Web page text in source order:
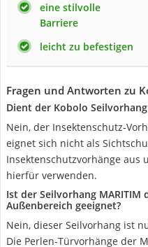
eine stilvolle
Barriere
leicht zu befestigen
Fragen und Antworten zu
Dient der Kobolo
Nein, der Insektenschutz-
eignet sich nicht als
Insektenschutzvorhänge aus
hierfür verwenden.
Ist der Seilvorhang
Außenbereich geeignet?
Nein, dieser Seilvorhang ist
Die Perlen-Türvorhänge der